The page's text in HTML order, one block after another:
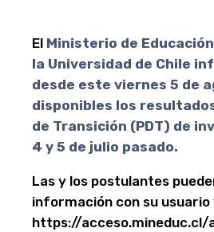
El Ministerio de
la Universidad de Chile
desde este viernes 5 de
disponibles los
de Transición (PDT) de
4 y 5 de julio pasado.
Las y los postulantes
información con su
https://acceso.mineduc.cl/